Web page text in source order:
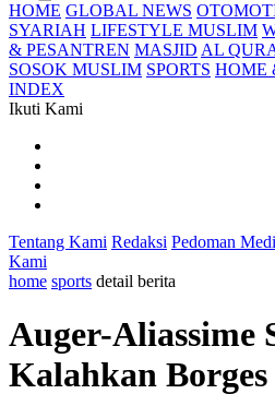
HOME GLOBAL NEWS
SYARIAH LIFESTYLE MUSLIM
& PESANTREN MASJID AL
SOSOK MUSLIM SPORTS HOME
INDEX
Ikuti Kami
Tentang Kami Redaksi Pedoman
Kami
home sports detail berita
Auger-Aliassime
Kalahkan